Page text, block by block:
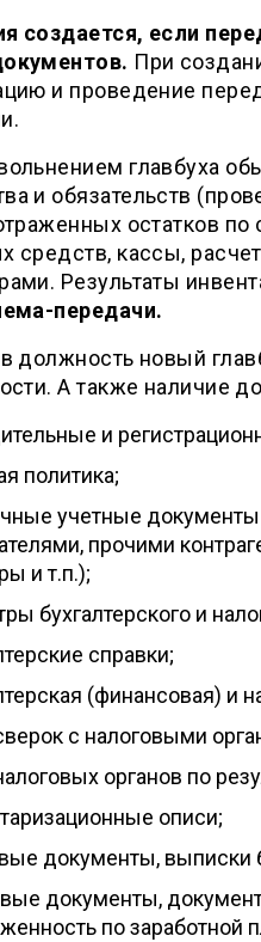
создается, если
При
и проведение
главбуха
и обязательств
остатков по
средств, кассы,
Результаты
передачи.
должность новый
А также наличие
и
политика;
учетные
прочими
и т.п.);
бухгалтерского и
справки;
(финансовая) и
с налоговыми
органов по
описи;
документы, выписки
документы,
по заработной